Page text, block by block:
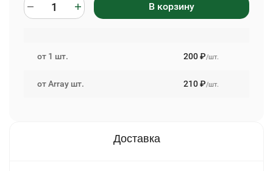
В корзину
от 1 шт. 200₽/шт.
от Array шт. 210₽/шт.